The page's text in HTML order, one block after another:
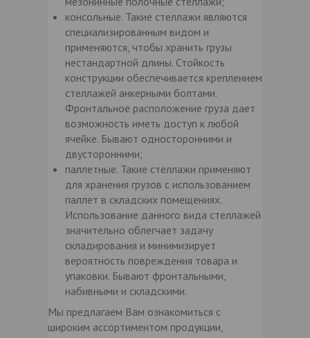
консольные. Такие стеллажи являются
специализированным видом и
применяются, чтобы хранить грузы
нестандартной длины. Стойкость
конструкции обеспечивается креплением
стеллажей анкерными болтами.
Фронтальное расположение груза дает
возможность иметь доступ к любой
ячейке. Бывают односторонними и
двусторонними;
паллетные. Такие стеллажи применяют
для хранения грузов с использованием
паллет в складских помещениях.
Использование данного вида стеллажей
значительно облегчает задачу
складирования и минимизирует
вероятность повреждения товара и
упаковки. Бывают фронтальными,
набивными и складскими.
Мы предлагаем Вам ознакомиться с
широким ассортиментом продукции,